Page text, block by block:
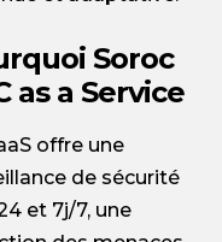
Soroc
as a Service
offre une
de sécurité
et 7j/7, une